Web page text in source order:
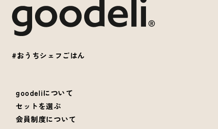
#おうちシェフごはん
goodeliについて
セットを選ぶ
会員制度について